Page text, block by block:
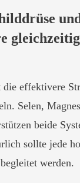
gleichzeitig
die effektivere
Selen,
beide
sollte jede
werden.